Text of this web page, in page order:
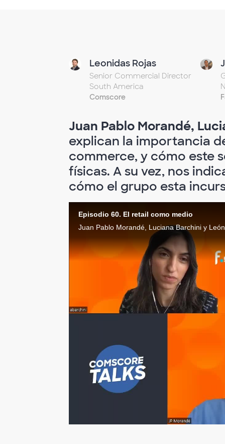
Leonidas Rojas
Senior Commercial Director
South America
Comscore
Juan Pablo Morandé,
explican la importancia
commerce, y cómo este
físicas. A su vez, nos
cómo el grupo esta
Episodio 60. El retail como medio